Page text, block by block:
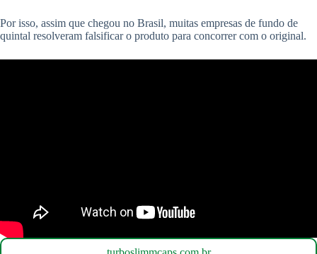
Por isso, assim que chegou no Brasil, muitas empresas de fundo de
quintal resolveram falsificar o produto para concorrer com o original.